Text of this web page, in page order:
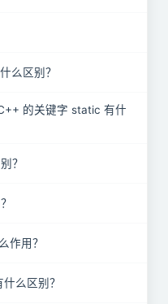
么区别？
的关键字 static 有什
？
作用？
么区别？